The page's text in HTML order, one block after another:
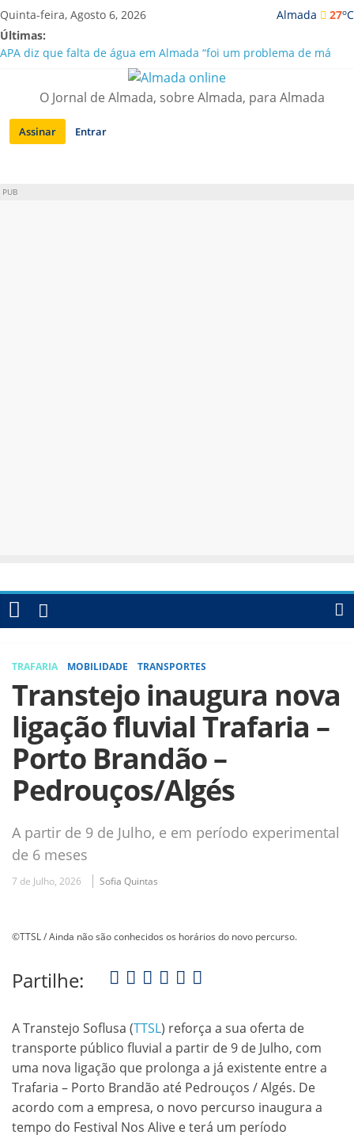
Saltar
para
conteúdo
Almada 27oC
Quinta-feira, Agosto 6, 2026
Últimas:
APA diz que falta de água em Almada “foi um problema de má
Laranjeiro | Cultura pop asiática invade a Casa Amarela
Ponte 25 de Abril celebra 60 anos com programa cultural entre
Lisboa e Almada
Situação de alerta em Almada renovada até final de Agosto
O Jornal de Almada, sobre Almada, para Almada
Assinar Entrar
PUB
TRAFARIA MOBILIDADE TRANSPORTES
Transtejo inaugura nova
ligação fluvial Trafaria –
Porto Brandão –
Pedrouços/Algés
A partir de 9 de Julho, e em período experimental
de 6 meses
7 de Julho, 2026 Sofia Quintas
©TTSL / Ainda não são conhecidos os horários do novo percurso.
Partilhe:
A Transtejo Soflusa (TTSL) reforça a sua oferta de
transporte público fluvial a partir de 9 de Julho, com
uma nova ligação que prolonga a já existente entre a
Trafaria – Porto Brandão até Pedrouços / Algés. De
acordo com a empresa, o novo percurso inaugura a
tempo do Festival Nos Alive e terá um período